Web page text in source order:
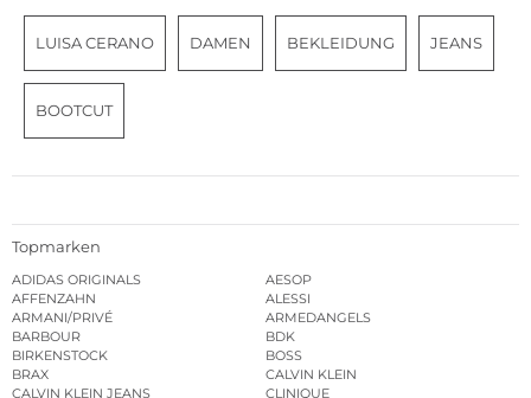
LUISA CERANO DAMEN BEKLEIDUNG JEANS
BOOTCUT
Topmarken
ADIDAS ORIGINALS
AESOP
AFFENZAHN
ALESSI
ARMANI/PRIVÉ
ARMEDANGELS
BARBOUR
BDK
BIRKENSTOCK
BOSS
BRAX
CALVIN KLEIN
CALVIN KLEIN JEANS
CLINIQUE